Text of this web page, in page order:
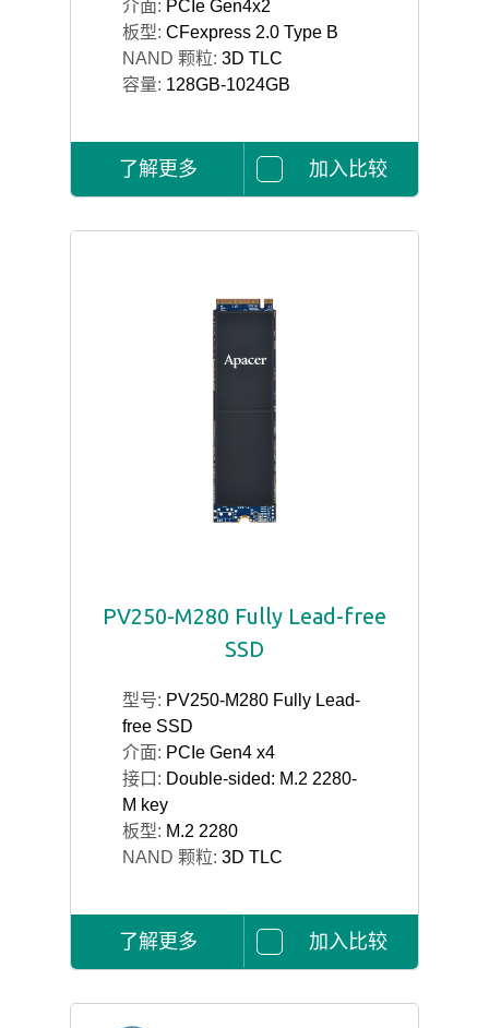
介面: PCIe Gen4x2
板型: CFexpress 2.0 Type B
NAND 颗粒: 3D TLC
容量: 128GB-1024GB
了解更多 加入比较
PV250-M280 Fully Lead-free
SSD
型号: PV250-M280 Fully Lead-
free SSD
介面: PCIe Gen4 x4
接口: Double-sided: M.2 2280-
M key
板型: M.2 2280
NAND 颗粒: 3D TLC
了解更多 加入比较